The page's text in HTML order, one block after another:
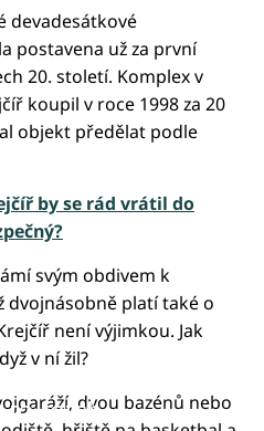
devadesátkové
postavena už za první
20. století. Komplex v
koupil v roce 1998 za 20
objekt předělat podle
by se rád vrátil do
svým obdivem k
dvojnásobně platí také o
není výjimkou. Jak
v ní žil?
to fetchdvou bazénů nebo